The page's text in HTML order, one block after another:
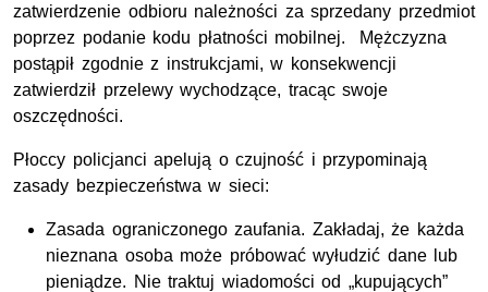
zatwierdzenie odbioru należności za sprzedany przedmiot
poprzez podanie kodu płatności mobilnej. Mężczyzna
postąpił zgodnie z instrukcjami, w konsekwencji
zatwierdził przelewy wychodzące, tracąc swoje
oszczędności.
Płoccy policjanci apelują o czujność i przypominają
zasady bezpieczeństwa w sieci:
Zasada ograniczonego zaufania. Zakładaj, że każda
nieznana osoba może próbować wyłudzić dane lub
pieniądze. Nie traktuj wiadomości od „kupujących”